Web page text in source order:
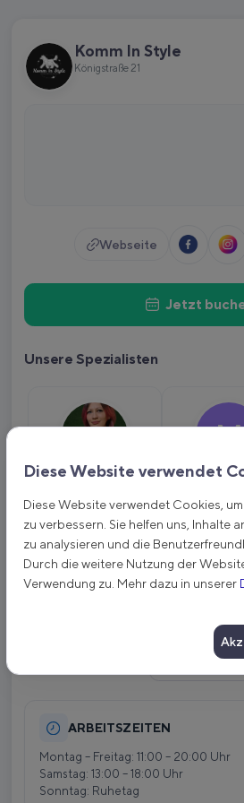
Komm In Style
Königstraße 21
Webseite
Jetzt
Unsere Spezialisten
Kira
Dienstleistungen
ARBEITSZEITEN
Montag – Freitag: 11:00 – 20:00 Uhr
Samstag: 13:00 – 18:00 Uhr
Sonntag: Ruhetag
Diese Website verwendet
Diese Website verwendet Cookies,
zu verbessern. Sie helfen uns, Inhalte
zu analysieren und die
Durch die weitere Nutzung der
Verwendung zu. Mehr dazu in unserer